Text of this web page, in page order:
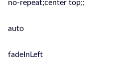
no-repeat;center top;;
auto
fadeInLeft